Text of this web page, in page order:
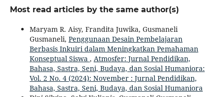
Most read articles by the same author(s)
Maryam R. Aisy, Frandita Juwika, Gusmaneli
Gusmaneli, Penggunaan Desain Pembelajaran
Berbasis Inkuiri dalam Meningkatkan Pemahaman
Konseptual Siswa , Atmosfer: Jurnal Pendidikan,
Bahasa, Sastra, Seni, Budaya, dan Sosial Humaniora:
Vol. 2 No. 4 (2024): November : Jurnal Pendidikan,
Bahasa, Sastra, Seni, Budaya, dan Sosial Humaniora